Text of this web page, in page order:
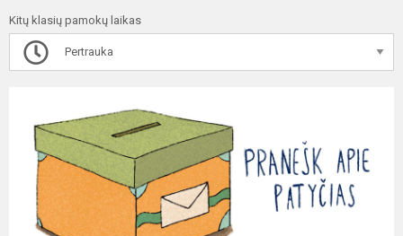
Kitų klasių pamokų laikas
Pertrauka